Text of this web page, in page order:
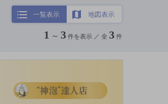
一覧表示 地図表示
1 ～ 3 件を表示 ／ 全 3 件